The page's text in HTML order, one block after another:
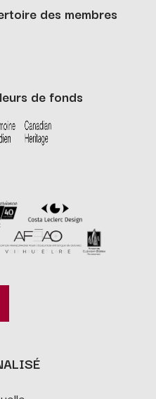
des membres
de fonds